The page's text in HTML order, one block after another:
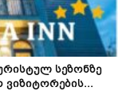
სეზონზე